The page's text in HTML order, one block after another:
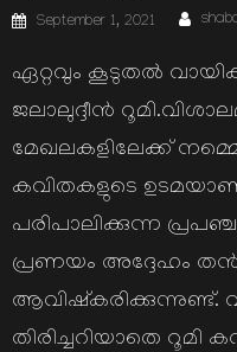
Posted
on
September 1, 2021
ഏറ്റവും കൂടുതല്‍
ജലാലുദ്ദീന്‍
മേഖലകളിലേക്ക്
കവിതകളുടെ ഉടമയാണ്
പരിപാലിക്കുന്ന
പ്രണയം അദ്ദേഹം
ആവിഷ്കരിക്കുന്നുണ്ട്.
തിരിച്ചറിയാതെ റൂമി